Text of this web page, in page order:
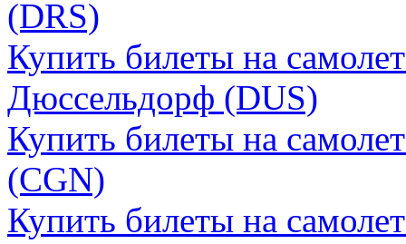
(DRS)
Купить билеты на
Дюссельдорф (DUS)
Купить билеты на
(CGN)
Купить билеты на